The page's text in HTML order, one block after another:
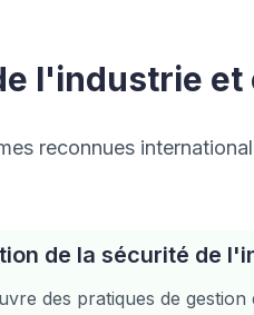
l'industrie
reconnues
de la sécurité de
des pratiques de